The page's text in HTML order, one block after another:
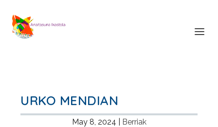
URKO MENDIAN
May 8, 2024 Berriak